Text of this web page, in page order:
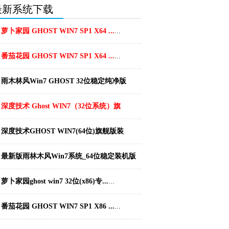
系统下载
萝卜家园 GHOST WIN7 SP1 X64 ......
番茄花园 GHOST WIN7 SP1 X64 ......
雨木林风Win7 GHOST 32位稳定纯净版
2......
深度技术 Ghost WIN7（32位系统）旗
舰......
深度技术GHOST WIN7(64位)旗舰版装
机......
最新版雨林木风Win7系统_64位稳定装机版
20......
萝卜家园ghost win7 32位(x86)专......
番茄花园 GHOST WIN7 SP1 X86 ......